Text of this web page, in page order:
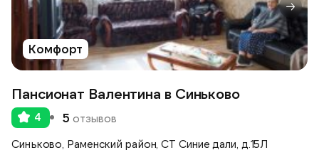
Комфорт
Пансионат Валентина в Синьково
4 5 отзывов
Синьково, Раменский район, СТ Синие дали, д.15Л